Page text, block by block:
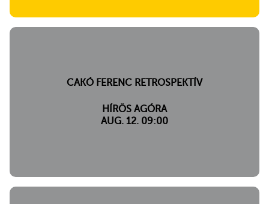
CAKÓ FERENC RETROSPEKTÍV
HÍRÖS AGÓRA
AUG. 12. 09:00